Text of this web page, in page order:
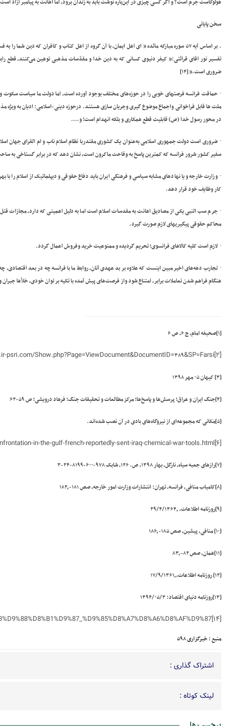
هولوکاست جرم است؟ و اگر کسی چیزی در این‌باره نوشت باید به زندان برود، اما اهانت به پیامبر آزاد
سخن پایانی
. بر اساس آیه ۵۷ سوره مبارکه مائده ” ای اهل ایمان، با آن گروه از اهل کتاب و کافران که
تفسیر نور اقای قرائتی:” کیفر دنیوی کسانی که به دین خدا و مقدّسات مذهبی توهین می‌کنند،
ضروری است.”[۱۴]
·حماقت فرانسه فرصتهای خوبی را در حوزه‌های مختلف بوجود آورده است، اما دولت ما سیاست سکوت
ملت ها قابل فراخوانی واجماع موضوع گیری وجریان سازی هستند. درحوزه دینی-اسلامی: ادیان به
در محور رسول خدا (ص) قابلیت قطع همکاری و بلکه انهدام است! و….
·ضروری است دولت جمهوری اسلامی به‌عنوان یک کشوری مقتدربا نظام اسلام ناب و ام القرای جهان
سفیر کشور شرور فرانسه که کمترین پاسخ به وقاحت ماکرون است، نشان دهد که در برابر گستاخی به
·وزارت خارجه و یا نهادهای مشابه سیاسی و فرهنگی ایران باید دفاع حقوقی و دیپلماتیک از اسلام را
کار وظایف خود قرار دهد.
·جرم سب النبی یکی از مصادیق اهانت به مقدسات اسلام است اما به دلیل اهمیتی که دارد، مجازات
محاکم حقوقی پیگیریهای لازم صورت گیرد.
· لازم است کلیه کالاهای فرانسوی؛ تحریم گردیده و ممنوعیت خرید وفروش اعمال گردد.
·تجارب دهه‌های اخیر مبین اینست که علاوه بر بد عهدی آنان، روابط ما با فرانسه چه در بعد اقتصادی،
هنگام فراهم شدن تعاملات برابر، امتناع شود واز فرصت‌های پیش آمده با تکیه بر توان خودی، خلأها
[۱]صحیفه امام، ج ، ص۶
[۲] psri.com/Show.php?Page=ViewDocument&DocumentID=۳۸۹&SP=Farsi
[۳]کیهان ۰۵ مهر ۱۳۹۸
[۴]جنگ ایران و عراق؛ پرسش‌ها و پاسخ‌ها؛ مرکز مطالعات و تحقیقات جنگ؛ فرهاد درویشی؛ ص۵۹-۶۲
[۵]مکانی که مجموعه‌ای از نیروگاه‌های بادی در آن نصب شده‌اند.
[۶] in-the-gulf-french-reportedly-sent-iraq-chemical-war-tools.html
[۷]رازهای جعبه سیاه، نارگل، بهار۱۳۹۸، ص. ۱۲۶، شابک۹۷۸-۶۰۰-۸۱۹۹-۲۴-۳
[۸]کامیاب منافی،‌ فرانسه، تهران:‌ انتشارات وزارت امور خارجه، صص ۱۸۱-۱۸۲٫
[۹]روزنامه اطلاعات، ۲۹/۴/۱۳۶۴٫
[۱۰]منافی، پیشین، صص ۱۸۵-۱۸۶٫
[۱۱]همان، صص ۸۲-۸۳٫
[۱۲]روزنامه اطلاعات،۱۷/۹/۱۳۶۱٫
[۱۳]روزنامه دنیای اقتصاد: ۱۳۹۴/۰۵/۳
[۱۴]
منبع : خبرگزاری ۵۹۸
اشتراک گذاری :
لینک کوتاه :